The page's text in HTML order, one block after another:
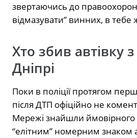
звертаючись до
відмазувати” винних, в тебе
Хто збив автівку
Дніпрі
Поки в поліції протягом
після ДТП офіційно не
Мережі знайшли ймовірного
“елітним” номерним знаком